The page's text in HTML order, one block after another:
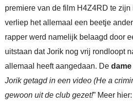
premiere van de film H4Z4RD te zijn
verliep het allemaal een beetje
rapper werd namelijk belaagd door
uitstaan dat Jorik nog vrij rondloopt
allemaal heeft aangedaan. De dame
Jorik getagd in een video (He a
gewoon uit de club gezet!” Meer hier: